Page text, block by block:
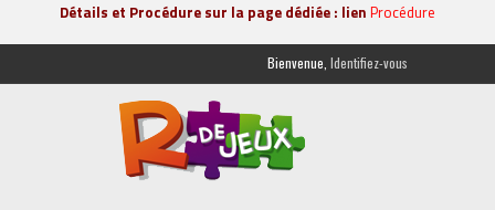
Détails et Procédure sur la page dédiée : lien Procédure
Bienvenue, Identifiez-vous